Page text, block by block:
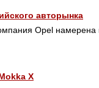
авторынка
Opel намерена
X